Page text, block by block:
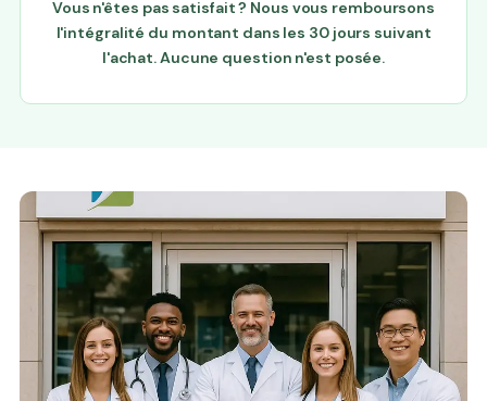
Vous n'êtes pas satisfait ? Nous vous remboursons
l'intégralité du montant dans les 30 jours suivant
l'achat. Aucune question n'est posée.